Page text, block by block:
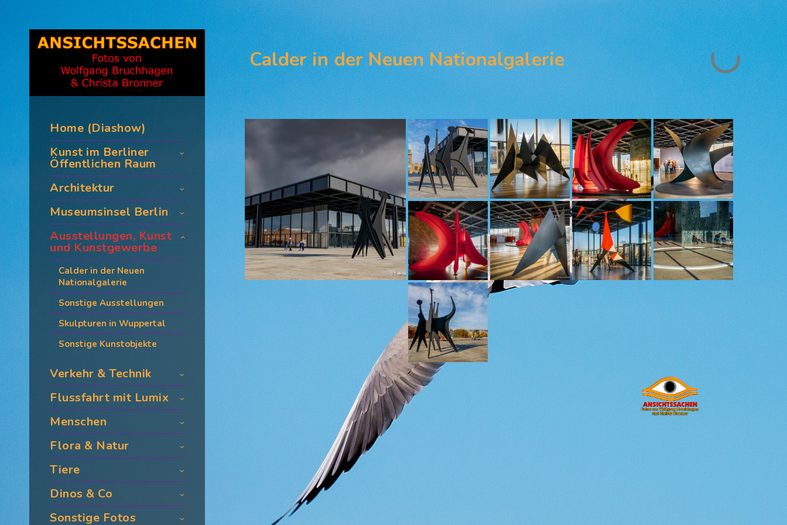
Home (Diashow)
Kunst im Berliner
Öffentlichen Raum
Architektur
Museumsinsel Berlin
Ausstellungen, Kunst
und Kunstgewerbe
Calder in der Neuen
Nationalgalerie
Sonstige Ausstellungen
Skulpturen in Wuppertal
Sonstige Kunstobjekte
Verkehr & Technik
Flussfahrt mit Lumix
Menschen
Flora & Natur
Tiere
Dinos & Co
Sonstige Fotos
Calder in der Neuen Nationalgalerie